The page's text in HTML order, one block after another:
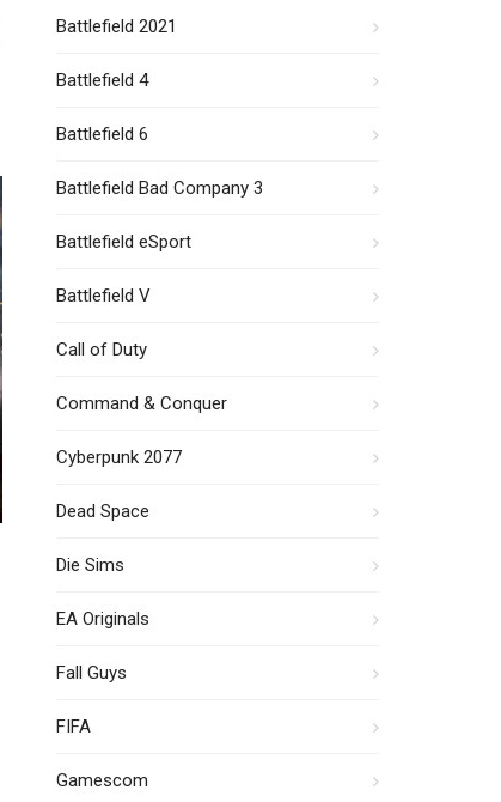
Battlefield 2021
Battlefield 4
Battlefield 6
Battlefield Bad Company 3
Battlefield eSport
Battlefield V
Call of Duty
Command & Conquer
Cyberpunk 2077
Dead Space
Die Sims
EA Originals
Fall Guys
FIFA
Gamescom